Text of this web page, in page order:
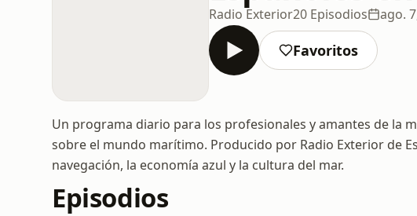
Radio Exterior20 Episodios ago.
Favoritos
Un programa diario para los profesionales y amantes de la
sobre el mundo marítimo. Producido por Radio Exterior de
navegación, la economía azul y la cultura del mar.
Episodios